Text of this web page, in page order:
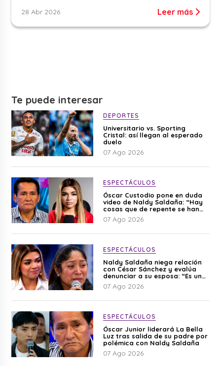
28 Abr 2026 Leer más
Te puede interesar
DEPORTES
Universitario vs. Sporting
Cristal: así llegan al esperado
duelo
07 Ago 2026
ESPECTÁCULOS
Óscar Custodio pone en duda
video de Naldy Saldaña: “Hay
cosas que de repente se han
editado”
07 Ago 2026
ESPECTÁCULOS
Naldy Saldaña niega relación
con César Sánchez y evalúa
denunciar a su esposa: “Es una
difamación”
07 Ago 2026
ESPECTÁCULOS
Óscar Junior liderará La Bella
Luz tras salida de su padre por
polémica con Naldy Saldaña
07 Ago 2026